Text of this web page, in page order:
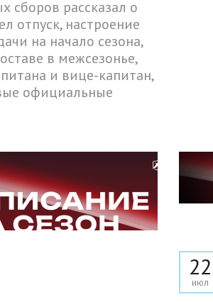
сборов рассказал о
отпуск, настроение
на начало сезона,
в межсезонье,
и вице-капитан,
официальные
22
июл